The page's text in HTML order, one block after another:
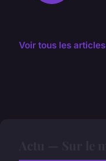
Voir tous les